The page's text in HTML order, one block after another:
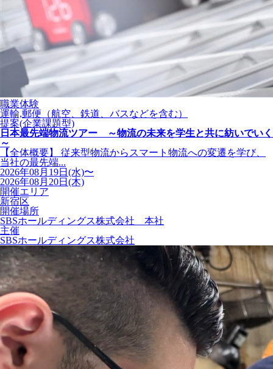
職業体験
運輸,郵便（航空、鉄道、バスなどを含む）
提案(企業課題型)
日本最先端物流ツアー ～物流の未来を学生と共に紡いでいく
～
【全体概要】 従来型物流からスマート物流への変遷を学び、
当社の最先端...
2026年08月19日(水)〜
2026年08月20日(木)
開催エリア
新宿区
開催場所
SBSホールディングス株式会社 本社
主催
SBSホールディングス株式会社